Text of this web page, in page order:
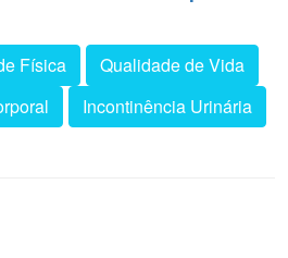
Física
Qualidade de Vida
Incontinência Urinária